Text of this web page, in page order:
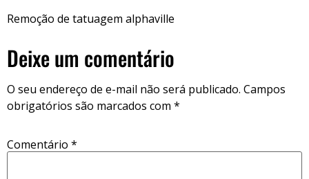
Remoção de tatuagem alphaville
Deixe um comentário
O seu endereço de e-mail não será publicado. Campos
obrigatórios são marcados com *
Comentário *